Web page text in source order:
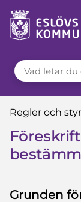
till innehåll
till sidomeny
VAD LETAR DU
Du är här:
Regler och
Grunden